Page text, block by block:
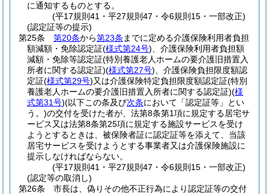
に通知するものとする。
(平17規則41・平27規則47・令6規則15・一部改正)
(認定証等の提示)
第25条
第20条から第23条 までに定める介護保険利用者負担
額減額・免除認定証(様式第24号) 、介護保険利用者負担額
減額・免除等認定証(特別養護老人ホームの要介護旧措置入
所者に関する認定証)(様式第27号) 、介護保険負担限度額認
定証(様式第29号)又は介護保険特定負担限度額認定証(特別
養護老人ホームの要介護旧措置入所者に関する認定証)(様
式第31号)(以下この条及び次条において「認定証等」とい
う。)の交付を受けた者が、法第8条第1項に規定する居宅サ
ービス又は法第8条第25項に規定する施設サービスを受け
ようとするときは、被保険者証に認定証等を添えて、当該
居宅サービスを受けようとする事業者又は介護保険施設に
提示しなければならない。
(平17規則41・平27規則47・令6規則15・一部改正)
(認定等の取消し)
第26条
市長は、偽りその他不正行為により認定証等の交付